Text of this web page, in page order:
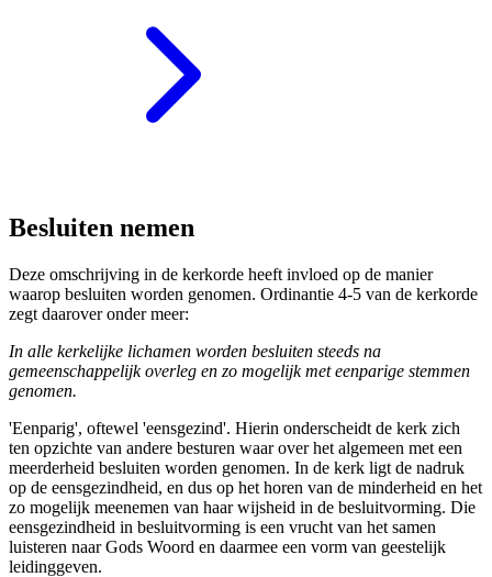
Besluiten nemen
Deze omschrijving in de kerkorde heeft invloed op de manier
waarop besluiten worden genomen. Ordinantie 4-5 van de kerkorde
zegt daarover onder meer:
In alle kerkelijke lichamen worden besluiten steeds na
gemeenschappelijk overleg en zo mogelijk met eenparige stemmen
genomen.
'Eenparig', oftewel 'eensgezind'. Hierin onderscheidt de kerk zich
ten opzichte van andere besturen waar over het algemeen met een
meerderheid besluiten worden genomen. In de kerk ligt de nadruk
op de eensgezindheid, en dus op het horen van de minderheid en het
zo mogelijk meenemen van haar wijsheid in de besluitvorming. Die
eensgezindheid in besluitvorming is een vrucht van het samen
luisteren naar Gods Woord en daarmee een vorm van geestelijk
leidinggeven.